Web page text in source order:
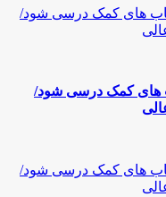
های کمک درسی شود/